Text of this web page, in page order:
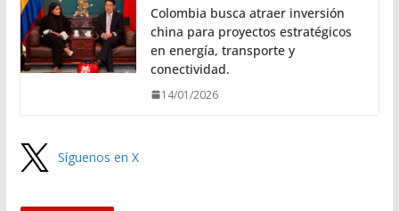
Colombia busca atraer inversión
china para proyectos estratégicos
en energía, transporte y
conectividad.
14/01/2026
Síguenos en X